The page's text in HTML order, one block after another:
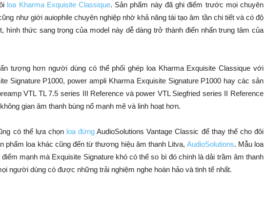
loa Kharma Exquisite Classique. Sản phẩm này đã ghi điểm trước mọi chuyên
như giới auiophile chuyên nghiệp nhờ khả năng tái tạo âm tần chi tiết và có độ
hình thức sang trọng của model này dễ dàng trở thành điển nhấn trung tâm của
tượng hơn người dùng có thể phối ghép loa Kharma Exquisite Classique với
Signature P1000, power ampli Kharma Exquisite Signature P1000 hay các sản
VTL TL 7.5 series III Reference và power VTL Siegfried series II Reference
gian âm thanh bùng nổ mạnh mẽ và linh hoạt hơn.
có thể lựa chọn loa đứng AudioSolutions Vantage Classic để thay thế cho đôi
phẩm loa khác cũng đến từ thương hiệu âm thanh Litva, AudioSolutions. Mẫu loa
mạnh mà Exquisite Signature khó có thể so bì đó chính là dải trầm âm thanh
người dùng có được những trải nghiệm nghe hoàn hảo và tinh tế nhất.